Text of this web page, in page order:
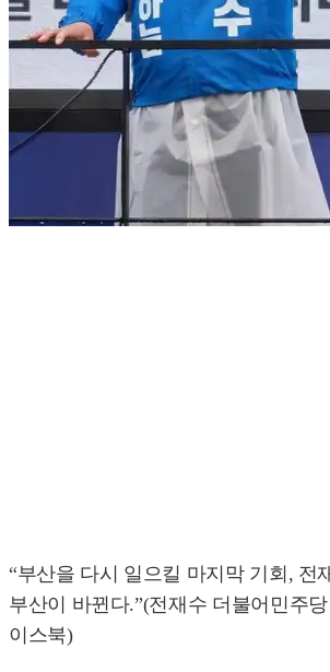
“부산을 다시 일으킬 마지막 기회, 전
부산이 바뀐다.”(전재수 더불어민주
이스북)